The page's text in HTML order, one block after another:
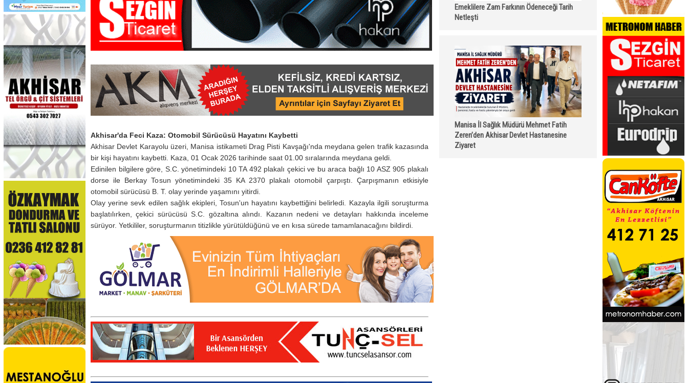
Emeklilere Zam Farkının Ödeneceği Tarih
Netleşti
Manisa İl Sağlık Müdürü Mehmet Fatih
Zeren’den Akhisar Devlet Hastanesine
Ziyaret
Akhisar'da Feci Kaza: Otomobil Sürücüsü Hayatını Kaybetti
Akhisar Devlet Karayolu üzeri, Manisa istikameti Drag Pisti Kavşağı'nda meydana gelen trafik kazasında
bir kişi hayatını kaybetti. Kaza, 01 Ocak 2026 tarihinde saat 01.00 sıralarında meydana geldi.
Edinilen bilgilere göre, S.C. yönetimindeki 10 TA 492 plakalı çekici ve bu araca bağlı 10 ASZ 905 plakalı
dorse ile Berkay Tosun yönetimindeki 35 KA 2370 plakalı otomobil çarpıştı. Çarpışmanın etkisiyle
otomobil sürücüsü B. T. olay yerinde yaşamını yitirdi.
Olay yerine sevk edilen sağlık ekipleri, Tosun'un hayatını kaybettiğini belirledi. Kazayla ilgili soruşturma
başlatılırken, çekici sürücüsü S.C. gözaltına alındı. Kazanın nedeni ve detayları hakkında inceleme
sürüyor. Yetkililer, soruşturmanın titizlikle yürütüldüğünü ve en kısa sürede tamamlanacağını bildirdi.